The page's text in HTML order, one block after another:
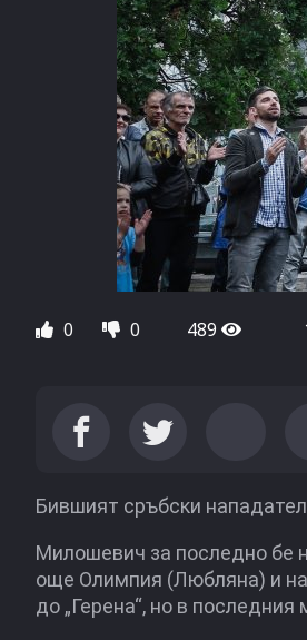
0 0 489
Бившият сръбски
Милошевич за последно бе
още Олимпия (Любляна) и
до „Герена“, но в